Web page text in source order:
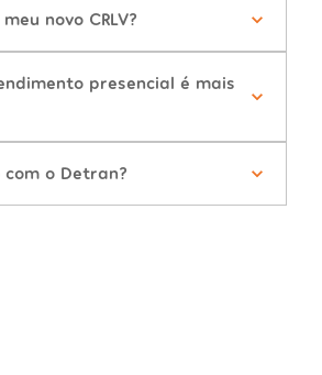
novo CRLV?
presencial é mais
o Detran?